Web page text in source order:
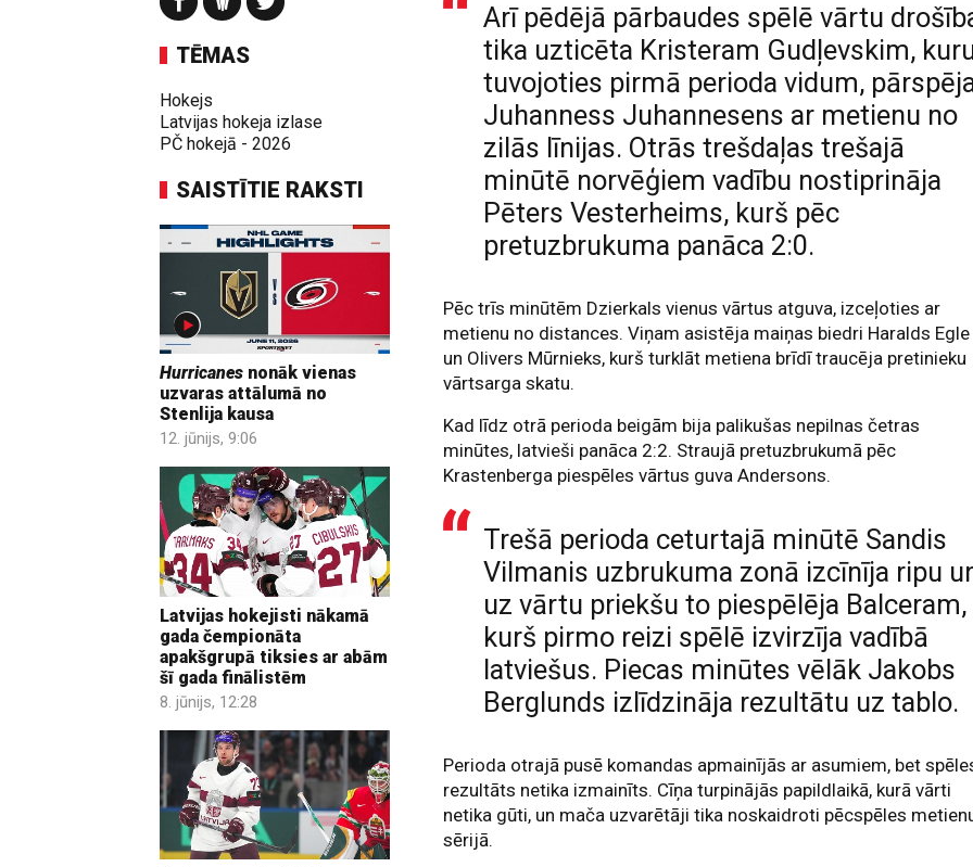
TĒMAS
Hokejs
Latvijas hokeja izlase
PČ hokejā - 2026
SAISTĪTIE RAKSTI
Hurricanes nonāk vienas
uzvaras attālumā no
Stenlija kausa
12. jūnijs, 9:06
Latvijas hokejisti nākamā
gada čempionāta
apakšgrupā tiksies ar abām
šī gada finālistēm
8. jūnijs, 12:28
Arī pēdējā pārbaudes spēlē vārtu
tika uzticēta Kristeram Gudļevskim,
tuvojoties pirmā perioda vidum,
Juhanness Juhannesens ar metienu no
zilās līnijas. Otrās trešdaļas trešajā
minūtē norvēģiem vadību nostiprināja
Pēters Vesterheims, kurš pēc
pretuzbrukuma panāca 2:0.
Pēc trīs minūtēm Dzierkals vienus vārtus atguva, izceļoties ar
metienu no distances. Viņam asistēja maiņas biedri Haralds Egle
un Olivers Mūrnieks, kurš turklāt metiena brīdī traucēja pretinieku
vārtsarga skatu.
Kad līdz otrā perioda beigām bija palikušas nepilnas četras
minūtes, latvieši panāca 2:2. Straujā pretuzbrukumā pēc
Krastenberga piespēles vārtus guva Andersons.
Trešā perioda ceturtajā minūtē Sandis
Vilmanis uzbrukuma zonā izcīnīja ripu
uz vārtu priekšu to piespēlēja Balceram,
kurš pirmo reizi spēlē izvirzīja vadībā
latviešus. Piecas minūtes vēlāk Jakobs
Berglunds izlīdzināja rezultātu uz tablo.
Perioda otrajā pusē komandas apmainījās ar asumiem, bet
rezultāts netika izmainīts. Cīņa turpinājās papildlaikā, kurā vārti
netika gūti, un mača uzvarētāji tika noskaidroti pēcspēles
sērijā.